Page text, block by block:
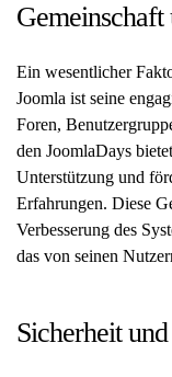
Ein wesentlicher
Joomla ist seine
Foren,
den JoomlaDays
Unterstützung und
Erfahrungen. Diese
Verbesserung des
das von seinen
Sicherheit